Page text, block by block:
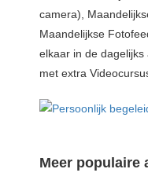
camera),
Maandelijkse
elkaar in de dagelijks
met extra
Meer populaire